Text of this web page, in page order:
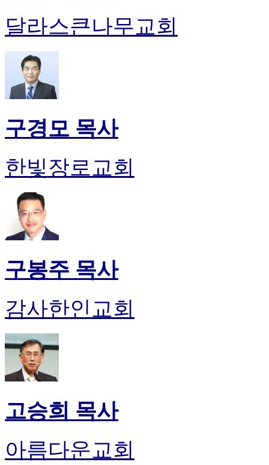
달라스큰나무교회
구경모 목사
한빛장로교회
구봉주 목사
감사한인교회
고승희 목사
아름다운교회